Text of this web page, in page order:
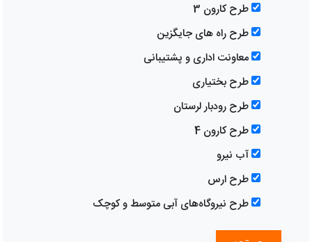
طرح کارون 3
طرح راه های جایگزین
معاونت اداری و پشتیبانی
طرح بختیاری
طرح رودبار لرستان
طرح کارون 4
آب نیرو
طرح ارس
طرح نیروگاه‌های آبی متوسط و کوچک